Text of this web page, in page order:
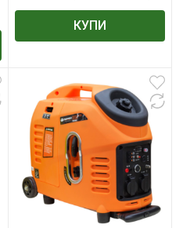
КУПИ